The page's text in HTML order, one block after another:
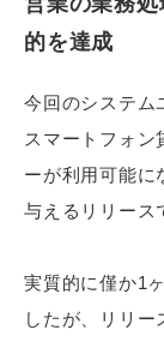
的を達成
今回のシステム
スマートフォン
ーが利用可能に
与えるリリース
実質的に僅か1
したが、リリ